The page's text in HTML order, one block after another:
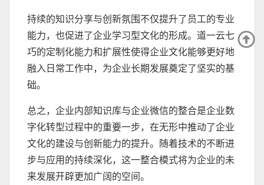
持续的知识分享与创新氛围不仅提升了员工的专业
能力，也促进了企业学习型文化的形成。道一云七
巧的定制化能力和扩展性使得企业文化能够更好地
融入日常工作中，为企业长期发展奠定了坚实的基
础。
总之，企业内部知识库与企业微信的整合是企业数
字化转型过程中的重要一步，在无形中推动了企业
文化的建设与创新能力的提升。随着技术的不断进
步与应用的持续深化，这一整合模式将为企业的未
来发展开辟更加广阔的空间。